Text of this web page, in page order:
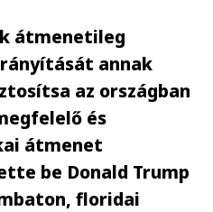
átmenetileg
annak
az országban
és
átmenet
be Donald Trump
floridai